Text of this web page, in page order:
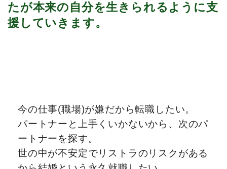
たが本来の自分を生きられるように支
援していきます。
今の仕事(職場)が嫌だから転職したい。
パートナーと上手くいかないから、次のパ
ートナーを探す。
世の中が不安定でリストラのリスクがある